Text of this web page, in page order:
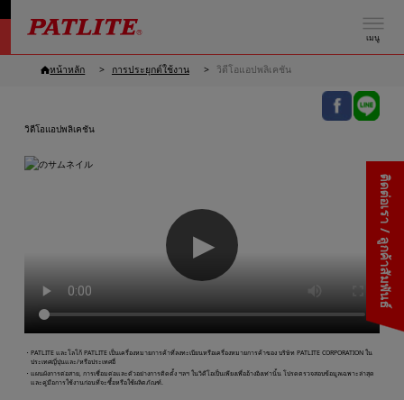
เมนู
ติดต่อเรา / ลูกค้าสัมพันธ์
หน้าหลัก การประยุกต์ใช้งาน วิดีโอแอปพลิเคชัน
วิดีโอแอปพลิเคชัน
▶
・PATLITE และโลโก้ PATLITE เป็นเครื่องหมายการค้าที่ลงทะเบียนหรือเครื่องหมายการค้าของ บริษัท PATLITE CORPORATION ใน
ประเทศญี่ปุ่นและ/หรือประเทศอื่
・แผนผังการต่อสาย, การเชื่อมต่อและตัวอย่างการติดตั้ง ฯลฯ ในวิดีโอเป็นเพียงเพื่ออ้างอิงเท่านั้น โปรดตรวจสอบข้อมูลเฉพาะล่าสุด
และคู่มือการใช้งานก่อนที่จะซื้อหรือใช้ผลิตภัณฑ์.